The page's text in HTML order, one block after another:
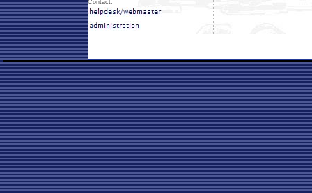
Contact: